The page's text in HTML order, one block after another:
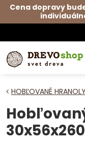
Cena dopravy
HOBĽOVANÉ HRANOLY